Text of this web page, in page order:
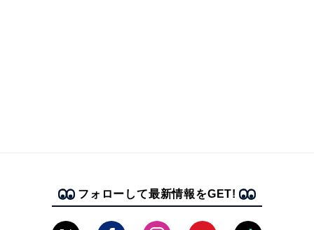
フォローして最新情報をGET!